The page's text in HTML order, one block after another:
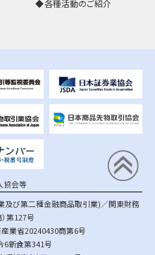
各種活動のご紹介
協会等
及び第二種金融商品取引業)／関東財務
第127号
業省20240430商第6号
6新食第341号